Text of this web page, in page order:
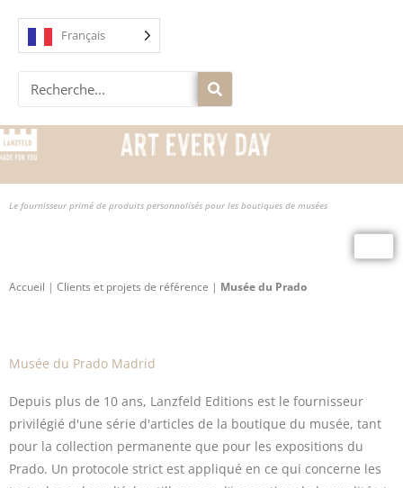
content
Français
Recherche
Le fournisseur primé de produits personnalisés pour les boutiques de musées
Accueil | Clients et projets de référence | Musée du Prado
Musée du Prado Madrid
Depuis plus de 10 ans, Lanzfeld Editions est le fournisseur
privilégié d'une série d'articles de la boutique du musée, tant
pour la collection permanente que pour les expositions du
Prado. Un protocole strict est appliqué en ce qui concerne les